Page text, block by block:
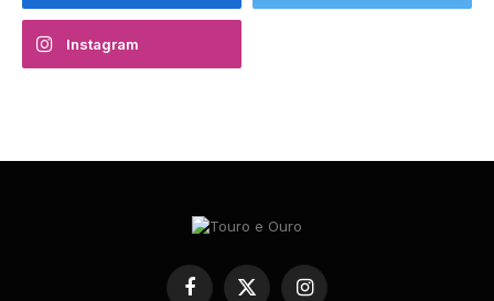
Instagram
Facebook
X Instagram